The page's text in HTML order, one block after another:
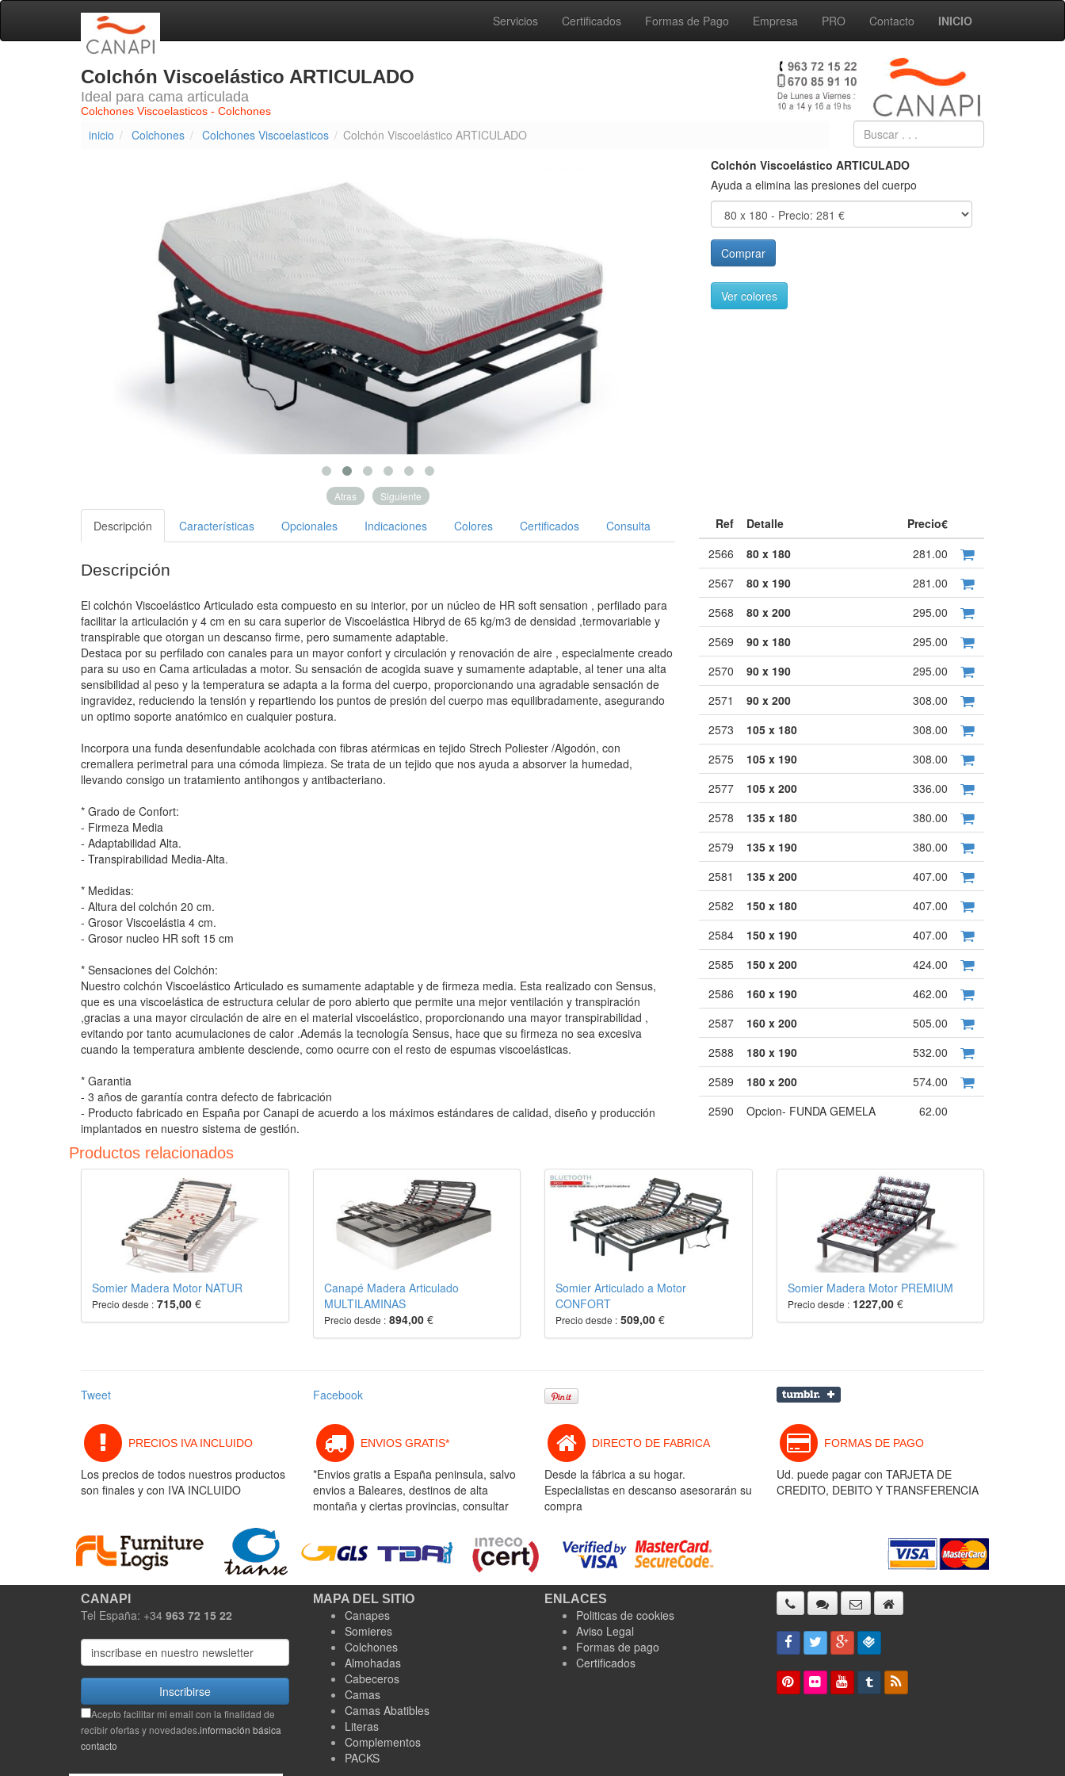
Servicios Certificados Formas de Pago Empresa PRO Contacto INICIO
Colchón Viscoelástico ARTICULADO
Ideal para cama articulada
Colchones Viscoelasticos - Colchones
inicio Colchones Colchones Viscoelasticos Colchón Viscoelástico ARTICULADO
Atras Siguiente
Colchón Viscoelástico ARTICULADO
Ayuda a elimina las presiones del cuerpo
Comprar
Ver colores
Descripción Características Opcionales Indicaciones Colores Certificados Consulta
Descripción
El colchón Viscoelástico Articulado esta compuesto en su interior, por un núcleo de HR soft sensation , perfilado para
facilitar la articulación y 4 cm en su cara superior de Viscoelástica Hibryd de 65 kg/m3 de densidad ,termovariable y
transpirable que otorgan un descanso firme, pero sumamente adaptable.
Destaca por su perfilado con canales para un mayor confort y circulación y renovación de aire , especialmente creado
para su uso en Cama articuladas a motor. Su sensación de acogida suave y sumamente adaptable, al tener una alta
sensibilidad al peso y la temperatura se adapta a la forma del cuerpo, proporcionando una agradable sensación de
ingravidez, reduciendo la tensión y repartiendo los puntos de presión del cuerpo mas equilibradamente, asegurando
un optimo soporte anatómico en cualquier postura.
Incorpora una funda desenfundable acolchada con fibras atérmicas en tejido Strech Poliester /Algodón, con
cremallera perimetral para una cómoda limpieza. Se trata de un tejido que nos ayuda a absorver la humedad,
llevando consigo un tratamiento antihongos y antibacteriano.
* Grado de Confort:
- Firmeza Media
- Adaptabilidad Alta.
- Transpirabilidad Media-Alta.
* Medidas:
- Altura del colchón 20 cm.
- Grosor Viscoelástia 4 cm.
- Grosor nucleo HR soft 15 cm
* Sensaciones del Colchón:
Nuestro colchón Viscoelástico Articulado es sumamente adaptable y de firmeza media. Esta realizado con Sensus,
que es una viscoelástica de estructura celular de poro abierto que permite una mejor ventilación y transpiración
,gracias a una mayor circulación de aire en el material viscoelástico, proporcionando una mayor transpirabilidad ,
evitando por tanto acumulaciones de calor .Además la tecnología Sensus, hace que su firmeza no sea excesiva
cuando la temperatura ambiente desciende, como ocurre con el resto de espumas viscoelásticas.
* Garantia
- 3 años de garantía contra defecto de fabricación
- Producto fabricado en España por Canapi de acuerdo a los máximos estándares de calidad, diseño y producción
implantados en nuestro sistema de gestión.
Ref Detalle
Precio€
2566
80 x 180
281.00
2567
80 x 190
281.00
2568
80 x 200
295.00
2569
90 x 180
295.00
2570
90 x 190
295.00
2571
90 x 200
308.00
2573
105 x 180
308.00
2575
105 x 190
308.00
2577
105 x 200
336.00
2578
135 x 180
380.00
2579
135 x 190
380.00
2581
135 x 200
407.00
2582
150 x 180
407.00
2584
150 x 190
407.00
2585
150 x 200
424.00
2586
160 x 190
462.00
2587
160 x 200
505.00
2588
180 x 190
532.00
2589
180 x 200
574.00
2590
Opcion- FUNDA GEMELA 62.00
Productos relacionados
Somier Madera Motor NATUR
Precio desde : 715,00 €
Canapé Madera Articulado
MULTILAMINAS
Precio desde : 894,00 €
Somier Articulado a Motor
CONFORT
Precio desde : 509,00 €
Somier Madera Motor PREMIUM
Precio desde : 1227,00 €
Tweet Facebook
PRECIOS IVA INCLUIDO
Los precios de todos nuestros productos
son finales y con IVA INCLUIDO
ENVIOS GRATIS*
*Envios gratis a España peninsula, salvo
envios a Baleares, destinos de alta
montaña y ciertas provincias, consultar
DIRECTO DE FABRICA
Desde la fábrica a su hogar.
Especialistas en descanso asesorarán su
compra
FORMAS DE PAGO
Ud. puede pagar con TARJETA DE
CREDITO, DEBITO Y TRANSFERENCIA
CANAPI
Tel España: +34 963 72 15 22
Inscribirse
Acepto facilitar mi email con la finalidad de
recibir ofertas y novedades.información básica
contacto
MAPA DEL SITIO
Canapes
Somieres
Colchones
Almohadas
Cabeceros
Camas
Camas Abatibles
Literas
Complementos
PACKS
ENLACES
Politicas de cookies
Aviso Legal
Formas de pago
Certificados